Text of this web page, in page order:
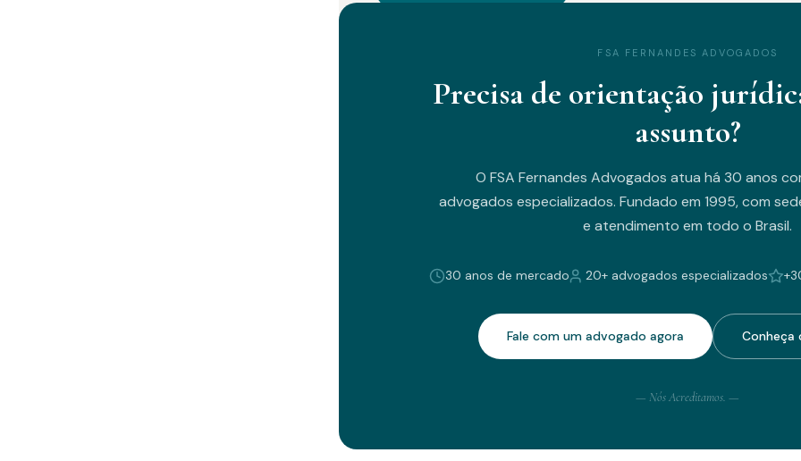
FSA FERNANDES ADVOGADOS
Precisa de orientação
assunto?
O FSA Fernandes Advogados atua há 30 anos
advogados especializados. Fundado em 1995, com
e atendimento em todo o Brasil.
30 anos de mercado 20+ advogados especializados
Fale com um advogado agora Conheça
— Nós Acreditamos. —